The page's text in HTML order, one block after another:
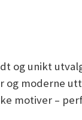
og unikt
og moderne
motiver –